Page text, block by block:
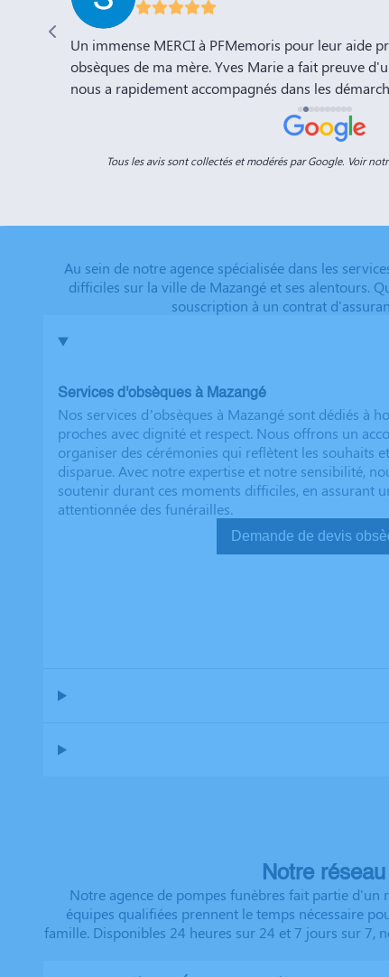
Un immense MERCI à PFMemoris pour leur aide
obsèques de ma mère. Yves Marie a fait preuve
nous a rapidement accompagnés dans les
l'organisation de la cérémonie d'adieu. Nous
prospérité et succès et la recommandons vivement
connaissances. Dans ces moments de deuil, des
Tous les avis sont collectés et modérés par Google. Voir
Au sein de notre agence spécialisée dans les
difficiles sur la ville de Mazangé et ses alentours.
souscription à un contrat
Services d'obsèques à Mazangé
Nos services d’obsèques à Mazangé sont dédiés à
proches avec dignité et respect. Nous offrons un
organiser des cérémonies qui reflètent les souhaits
disparue. Avec notre expertise et notre sensibilité,
soutenir durant ces moments difficiles, en assurant
attentionnée des funérailles.
Demande de
Notre
Notre agence de pompes funèbres fait partie d'un
équipes qualifiées prennent le temps nécessaire
famille. Disponibles 24 heures sur 24 et 7 jours sur 7,